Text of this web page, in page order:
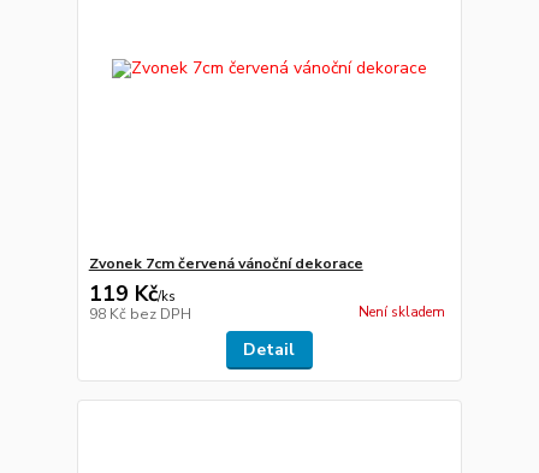
Zvonek 7cm červená vánoční dekorace
119 Kč/ks
98 Kč bez DPH Není skladem
Detail